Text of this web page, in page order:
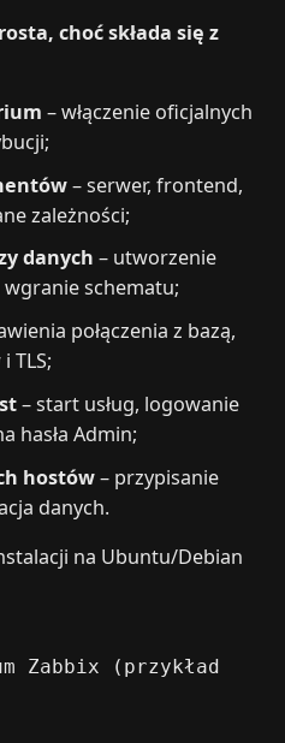
choć składa się z
– włączenie oficjalnych
– serwer, frontend,
zależności;
danych – utworzenie
schematu;
połączenia z bazą,
TLS;
– start usług, logowanie
hasła Admin;
hostów– przypisanie
danych.
na Ubuntu/Debian
Zabbix (przykład